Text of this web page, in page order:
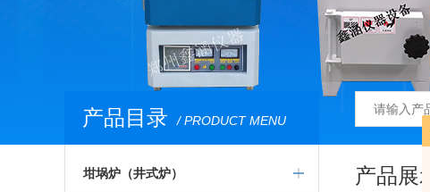
产品目录 / PRODUCT MENU
坩埚炉（井式炉） 产品展示